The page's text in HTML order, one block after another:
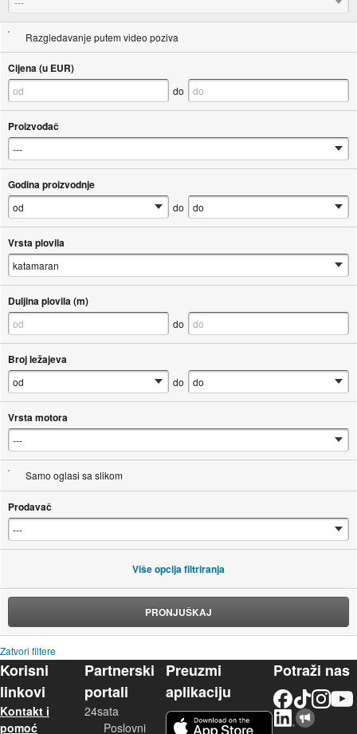
Razgledavanje putem video poziva
Cijena (u EUR)
do
Proizvođač
Godina proizvodnje
do
Vrsta plovila
Duljina plovila (m)
do
Broj ležajeva
do
Vrsta motora
Samo oglasi sa slikom
Prodavač
Više opcija filtriranja
PRONJUŠKAJ
Zatvori filtere
Korisni
linkovi
Kontakt i
pomoć
Partnerski
portali
24sata
Poslovni
Preuzmi
aplikaciju
Potraži nas